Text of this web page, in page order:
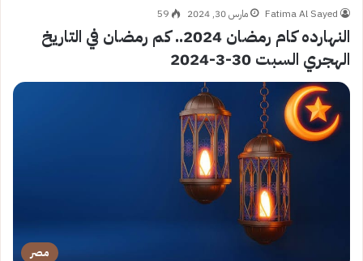
Fatima Al Sayed مارس 30, 2024 59
النهارده كام رمضان 2024.. كم رمضان في التاريخ
الهجري السبت 30-3-2024
مصر